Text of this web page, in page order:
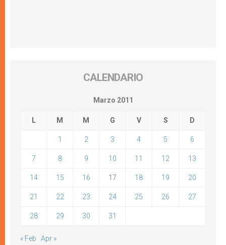
CALENDARIO
Marzo 2011
L M M G V S D
1 2 3 4 5 6
7 8 9 10 11 12 13
14 15 16 17 18 19 20
21 22 23 24 25 26 27
28 29 30 31
« Feb Apr »